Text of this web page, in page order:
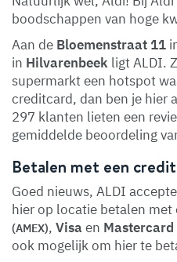
boodschappen van hoge
Aan de Bloemenstraat 11
in Hilvarenbeek ligt ALDI.
supermarkt een hotspot
creditcard, dan ben je hier
297 klanten lieten een
gemiddelde beoordeling
Betalen met een
Goed nieuws, ALDI
hier op locatie betalen met
(AMEX), Visa en Mastercard
ook mogelijk om hier te